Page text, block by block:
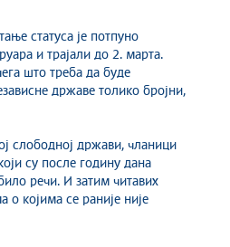
статуса је потпуно
и трајали до 2. марта.
што треба да буде
државе толико бројни,
слободној држави, чланици
су после годину дана
речи. И затим читавих
о којима се раније није